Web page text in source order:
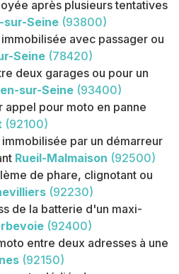
après plusieurs tentatives
sur-Seine (93800)
avec passager ou
Seine (78420)
deux garages ou pour un
sur-Seine (93400)
appel pour moto en panne
(92100)
par un démarreur
Rueil-Malmaison (92500)
de phare, clignotant ou
(92230)
de la batterie d'un maxi-
(92400)
entre deux adresses à une
(92150)